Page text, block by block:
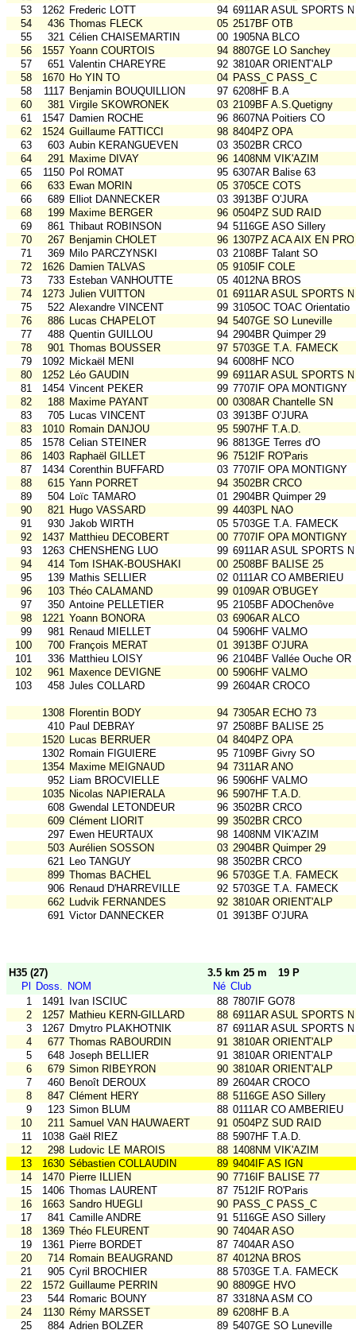
53
1262 Frederic LOTT 94 6911AR ASUL SPORTS
54
436 Thomas FLECK 05 2517BF OTB
55
321 Célien CHAISEMARTIN 00 1905NA BLCO
56
1557 Yoann COURTOIS 94 8807GE LO Sanchey
57
651 Valentin CHAREYRE 92 3810AR ORIENT'ALP
58
1670 Ho YIN TO 04 PASS_C PASS_C
58
1117 Benjamin BOUQUILLION 97 6208HF B.A
60
381 Virgile SKOWRONEK 03 2109BF A.S.Quetigny
61
1547 Damien ROCHE 96 8607NA Poitiers CO
62
1524 Guillaume FATTICCI 98 8404PZ OPA
63
603 Aubin KERANGUEVEN 03 3502BR CRCO
64
291 Maxime DIVAY 96 1408NM VIK'AZIM
65
1150 Pol ROMAT 95 6307AR Balise 63
66
633 Ewan MORIN 05 3705CE COTS
66
689 Elliot DANNECKER 03 3913BF O'JURA
68
199 Maxime BERGER 96 0504PZ SUD RAID
69
861 Thibaut ROBINSON 94 5116GE ASO Sillery
70
267 Benjamin CHOLET 96 1307PZ ACA AIX EN
71
369 Milo PARCZYNSKI 03 2108BF Talant SO
72
1626 Damien TALVAS 05 9105IF COLE
73
733 Esteban VANHOUTTE 05 4012NA BROS
74
1273 Julien VUITTON 01 6911AR ASUL SPORTS
75
522 Alexandre VINCENT 99 3105OC TOAC Orientatio
76
886 Lucas CHAPELOT 94 5407GE SO Luneville
77
488 Quentin GUILLOU 94 2904BR Quimper 29
78
901 Thomas BOUSSER 97 5703GE T.A. FAMECK
79
1092 Mickaël MENI 94 6008HF NCO
80
1252 Léo GAUDIN 99 6911AR ASUL SPORTS
81
1454 Vincent PEKER 99 7707IF OPA MONTIGNY
82
188 Maxime PAYANT 00 0308AR Chantelle SN
83
705 Lucas VINCENT 03 3913BF O'JURA
83
1010 Romain DANJOU 95 5907HF T.A.D.
85
1578 Celian STEINER 96 8813GE Terres d'O
86
1403 Raphaël GILLET 96 7512IF RO'Paris
87
1434 Corenthin BUFFARD 03 7707IF OPA MONTIGNY
88
615 Yann PORRET 94 3502BR CRCO
89
504 Loïc TAMARO 01 2904BR Quimper 29
90
821 Hugo VASSARD 99 4403PL NAO
91
930 Jakob WIRTH 05 5703GE T.A. FAMECK
92
1437 Matthieu DECOBERT 00 7707IF OPA MONTIGNY
93
1263 CHENSHENG LUO 99 6911AR ASUL SPORTS
94
414 Tom ISHAK-BOUSHAKI 00 2508BF BALISE 25
95
139 Mathis SELLIER 02 0111AR CO AMBERIEU
96
103 Théo CALAMAND 99 0109AR O'BUGEY
97
350 Antoine PELLETIER 95 2105BF ADOChenôve
98
1221 Yoann BONORA 03 6906AR ALCO
99
981 Renaud MIELLET 04 5906HF VALMO
100
700 François MERAT 01 3913BF O'JURA
101
336 Matthieu LOISY 96 2104BF Vallée Ouche OR
102
961 Maxence DEVIGNE 00 5906HF VALMO
103
458 Jules COLLARD 99 2604AR CROCO
1308 Florentin BODY 94 7305AR ECHO 73
410 Paul DEBRAY 97 2508BF BALISE 25
1520 Lucas BERRUER 04 8404PZ OPA
1302 Romain FIGUIERE 95 7109BF Givry SO
1354 Maxime MEIGNAUD 94 7311AR ANO
952 Liam BROCVIELLE 96 5906HF VALMO
1035 Nicolas NAPIERALA 96 5907HF T.A.D.
608 Gwendal LETONDEUR 96 3502BR CRCO
609 Clément LIORIT 99 3502BR CRCO
297 Ewen HEURTAUX 98 1408NM VIK'AZIM
503 Aurélien SOSSON 03 2904BR Quimper 29
621 Leo TANGUY 98 3502BR CRCO
899 Thomas BACHEL 96 5703GE T.A. FAMECK
906 Renaud D'HARREVILLE 92 5703GE T.A. FAMECK
662 Ludvik FERNANDES 92 3810AR ORIENT'ALP
691 Victor DANNECKER 01 3913BF O'JURA
H35 (27) 3.5 km 25 m
19 P
Pl
Doss. NOM Né Club
1
1491 Ivan ISCIUC 88 7807IF GO78
2
1257 Mathieu KERN-GILLARD 88 6911AR ASUL SPORTS
3
1267 Dmytro PLAKHOTNIK 87 6911AR ASUL SPORTS
4
677 Thomas RABOURDIN 91 3810AR ORIENT'ALP
5
648 Joseph BELLIER 91 3810AR ORIENT'ALP
6
679 Simon RIBEYRON 90 3810AR ORIENT'ALP
7
460 Benoît DEROUX 89 2604AR CROCO
8
847 Clément HERY 88 5116GE ASO Sillery
9
123 Simon BLUM 88 0111AR CO AMBERIEU
10
211 Samuel VAN HAUWAERT 91 0504PZ SUD RAID
11
1038 Gaël RIEZ 88 5907HF T.A.D.
12
298 Ludovic LE MAROIS 88 1408NM VIK'AZIM
13
1630 Sébastien COLLAUDIN 89 9404IF AS IGN
14
1470 Pierre ILLIEN 90 7716IF BALISE 77
15
1406 Thomas LAURENT 87 7512IF RO'Paris
16
1663 Sandro HUEGLI 90 PASS_C PASS_C
17
841 Camille ANDRE 91 5116GE ASO Sillery
18
1369 Théo FLEURENT 90 7404AR ASO
19
1361 Pierre BORDET 87 7404AR ASO
20
714 Romain BEAUGRAND 87 4012NA BROS
21
905 Cyril BROCHIER 88 5703GE T.A. FAMECK
22
1572 Guillaume PERRIN 90 8809GE HVO
23
544 Romaric BOUNY 87 3318NA ASM CO
24
1130 Rémy MARSSET 89 6208HF B.A
25
884 Adrien BOLZER 89 5407GE SO Luneville